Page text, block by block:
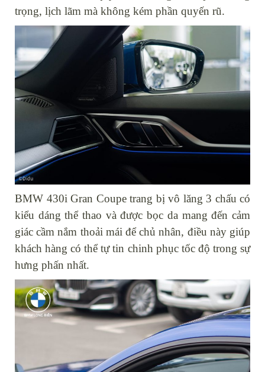
trọng, lịch lãm mà không kém phần quyến rũ.
BMW 430i Gran Coupe trang bị vô lăng 3 chấu có
kiểu dáng thể thao và được bọc da mang đến cảm
giác cầm nắm thoải mái để chủ nhân, điều này giúp
khách hàng có thể tự tin chinh phục tốc độ trong sự
hưng phấn nhất.